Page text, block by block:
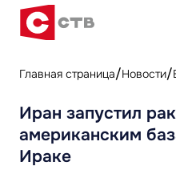
Главная страница Новости
Иран запустил
американским
Ираке